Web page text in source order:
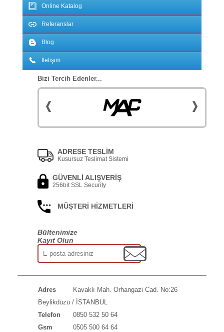
Online Katalog
Referanslar
Blog
İletişim
Bizi Tercih Edenler...
ADRESE TESLİM
Kusursuz Teslimat Sistemi
GÜVENLİ ALIŞVERİŞ
256bit SSL Security
MÜŞTERİ HİZMETLERİ
Bültenimize
Kayıt Olun
Adres
Kavaklı Mah. Orhangazi Cad. No:26
Beylikdüzü / İSTANBUL
Telefon
0850 532 50 64
Gsm
0505 500 64 64